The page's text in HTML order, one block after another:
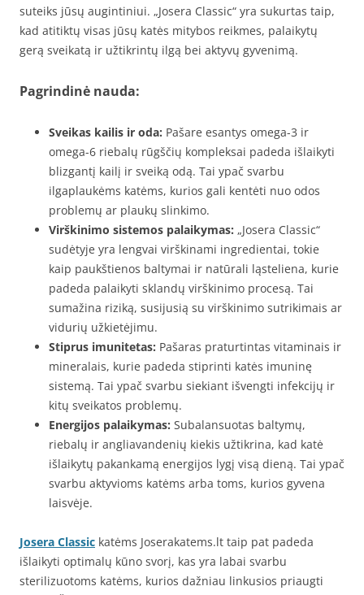
suteiks jūsų augintiniui. „Josera Classic“ yra sukurtas taip,
kad atitiktų visas jūsų katės mitybos reikmes, palaikytų
gerą sveikatą ir užtikrintų ilgą bei aktyvų gyvenimą.
Pagrindinė nauda:
Sveikas kailis ir oda: Pašare esantys omega-3 ir
omega-6 riebalų rūgščių kompleksai padeda išlaikyti
blizgantį kailį ir sveiką odą. Tai ypač svarbu
ilgaplaukėms katėms, kurios gali kentėti nuo odos
problemų ar plaukų slinkimo.
Virškinimo sistemos palaikymas: „Josera Classic“
sudėtyje yra lengvai virškinami ingredientai, tokie
kaip paukštienos baltymai ir natūrali ląsteliena, kurie
padeda palaikyti sklandų virškinimo procesą. Tai
sumažina riziką, susijusią su virškinimo sutrikimais ar
vidurių užkietėjimu.
Stiprus imunitetas: Pašaras praturtintas vitaminais ir
mineralais, kurie padeda stiprinti katės imuninę
sistemą. Tai ypač svarbu siekiant išvengti infekcijų ir
kitų sveikatos problemų.
Energijos palaikymas: Subalansuotas baltymų,
riebalų ir angliavandenių kiekis užtikrina, kad katė
išlaikytų pakankamą energijos lygį visą dieną. Tai ypač
svarbu aktyvioms katėms arba toms, kurios gyvena
laisvėje.
Josera Classic katėms Joserakatems.lt taip pat padeda
išlaikyti optimalų kūno svorį, kas yra labai svarbu
sterilizuotoms katėms, kurios dažniau linkusios priaugti